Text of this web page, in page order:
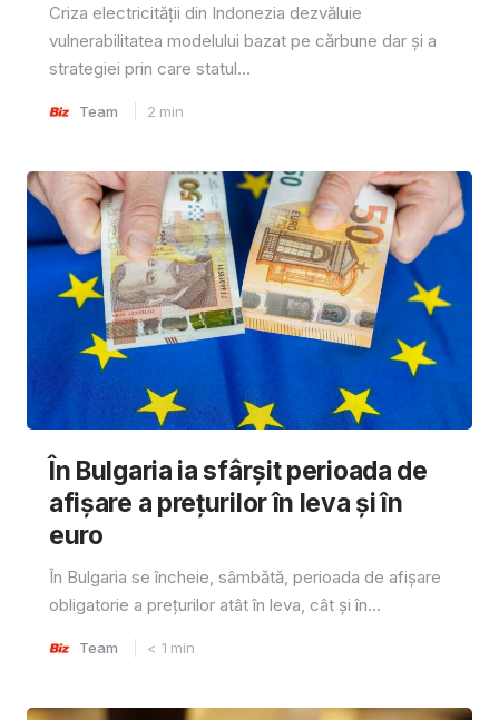
Criza electricității din Indonezia dezvăluie
vulnerabilitatea modelului bazat pe cărbune dar și a
strategiei prin care statul...
Team 2 min
În Bulgaria ia sfârşit perioada de
afișare a prețurilor în ​​leva și în
euro
În Bulgaria se încheie, sâmbătă, perioada de afișare
obligatorie a prețurilor atât în ​​leva, cât și în...
Team < 1 min